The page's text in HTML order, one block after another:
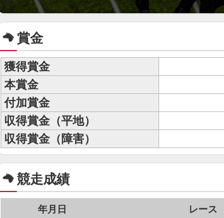
賞金
獲得賞金
本賞金
付加賞金
収得賞金（平地）
収得賞金（障害）
競走成績
年月日 レース